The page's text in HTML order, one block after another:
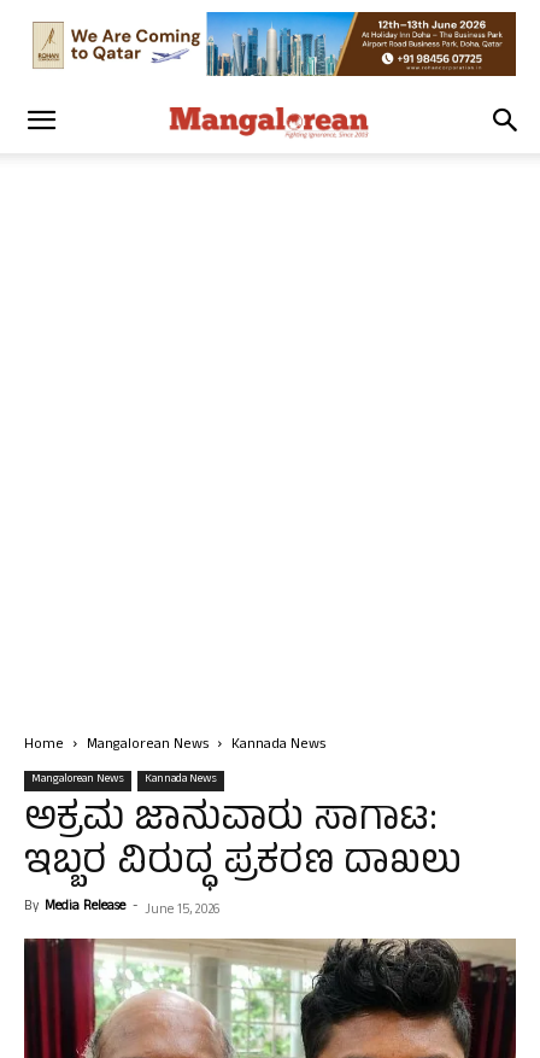
Home Mangalorean News Kannada News
Mangalorean News Kannada News
ಅಕ್ರಮ ಜಾನುವಾರು ಸಾಗಾಟ:
ಇಬ್ಬರ ವಿರುದ್ಧ ಪ್ರಕರಣ ದಾಖಲು
By Media Release - June 15, 2026